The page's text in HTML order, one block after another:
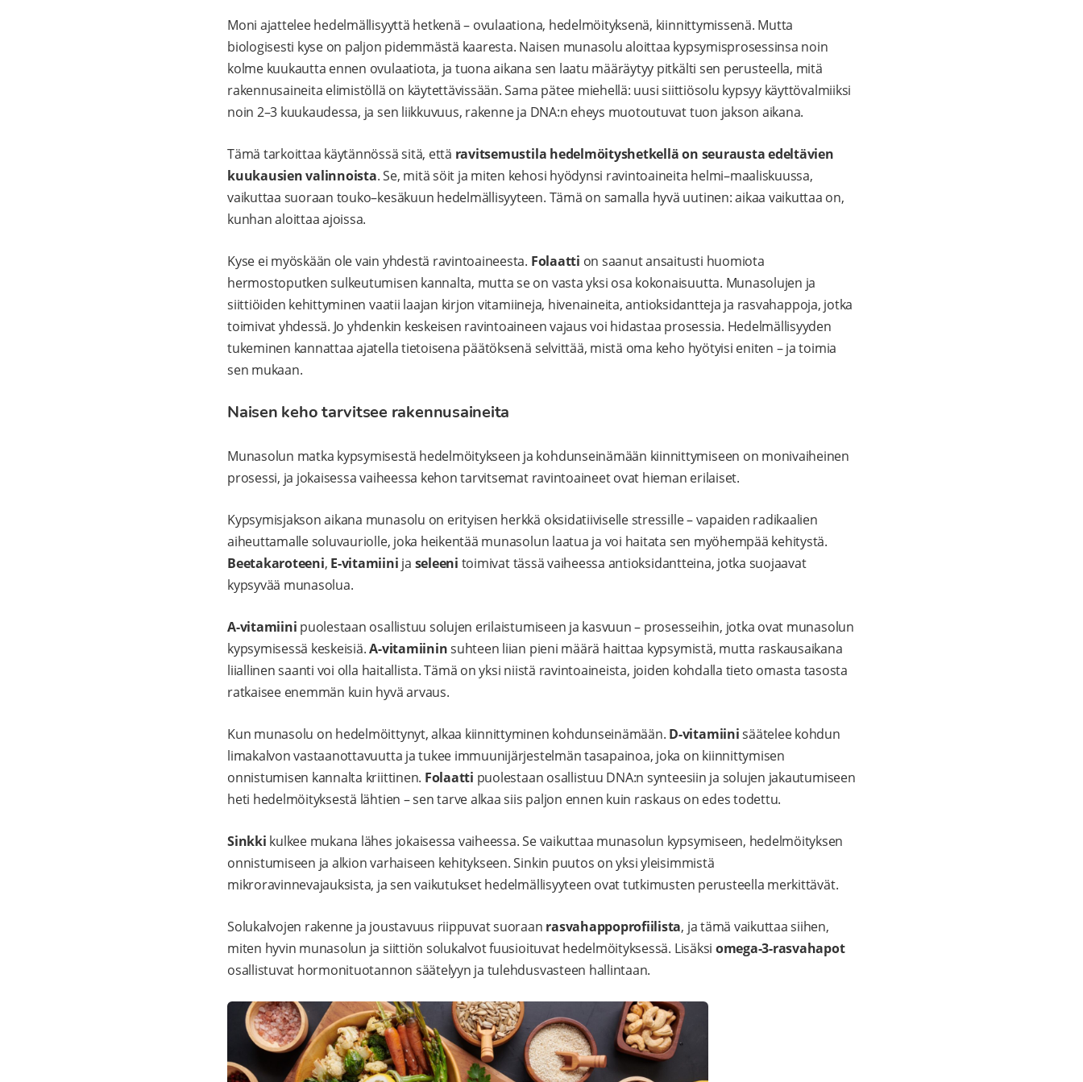
Moni ajattelee hedelmällisyyttä hetkenä – ovulaationa, hedelmöityksenä, kiinnittymissenä. Mutta
biologisesti kyse on paljon pidemmästä kaaresta. Naisen munasolu aloittaa kypsymisprosessinsa noin
kolme kuukautta ennen ovulaatiota, ja tuona aikana sen laatu määräytyy pitkälti sen perusteella, mitä
rakennusaineita elimistöllä on käytettävissään. Sama pätee miehellä: uusi siittiösolu kypsyy käyttövalmiiksi
noin 2–3 kuukaudessa, ja sen liikkuvuus, rakenne ja DNA:n eheys muotoutuvat tuon jakson aikana.
Tämä tarkoittaa käytännössä sitä, että ravitsemustila hedelmöityshetkellä on seurausta edeltävien
kuukausien valinnoista. Se, mitä söit ja miten kehosi hyödynsi ravintoaineita helmi–maaliskuussa,
vaikuttaa suoraan touko–kesäkuun hedelmällisyyteen. Tämä on samalla hyvä uutinen: aikaa vaikuttaa on,
kunhan aloittaa ajoissa.
Kyse ei myöskään ole vain yhdestä ravintoaineesta. Folaatti on saanut ansaitusti huomiota
hermostoputken sulkeutumisen kannalta, mutta se on vasta yksi osa kokonaisuutta. Munasolujen ja
siittiöiden kehittyminen vaatii laajan kirjon vitamiineja, hivenaineita, antioksidantteja ja rasvahappoja, jotka
toimivat yhdessä. Jo yhdenkin keskeisen ravintoaineen vajaus voi hidastaa prosessia. Hedelmällisyyden
tukeminen kannattaa ajatella tietoisena päätöksenä selvittää, mistä oma keho hyötyisi eniten – ja toimia
sen mukaan.
Naisen keho tarvitsee rakennusaineita
Munasolun matka kypsymisestä hedelmöitykseen ja kohdunseinämään kiinnittymiseen on monivaiheinen
prosessi, ja jokaisessa vaiheessa kehon tarvitsemat ravintoaineet ovat hieman erilaiset.
Kypsymisjakson aikana munasolu on erityisen herkkä oksidatiiviselle stressille – vapaiden radikaalien
aiheuttamalle soluvauriolle, joka heikentää munasolun laatua ja voi haitata sen myöhempää kehitystä.
Beetakaroteeni, E-vitamiini ja seleeni toimivat tässä vaiheessa antioksidantteina, jotka suojaavat
kypsyvää munasolua.
A-vitamiini puolestaan osallistuu solujen erilaistumiseen ja kasvuun – prosesseihin, jotka ovat munasolun
kypsymisessä keskeisiä.A-vitamiininsuhteen liian pieni määrä haittaa kypsymistä, mutta raskausaikana
liiallinen saanti voi olla haitallista. Tämä on yksi niistä ravintoaineista, joiden kohdalla tieto omasta tasosta
ratkaisee enemmän kuin hyvä arvaus.
Kun munasolu on hedelmöittynyt, alkaa kiinnittyminen kohdunseinämään. D-vitamiinisäätelee kohdun
limakalvon vastaanottavuutta ja tukee immuunijärjestelmän tasapainoa, joka on kiinnittymisen
onnistumisen kannalta kriittinen. Folaatti puolestaan osallistuu DNA:n synteesiin ja solujen jakautumiseen
heti hedelmöityksestä lähtien – sen tarve alkaa siis paljon ennen kuin raskaus on edes todettu.
Sinkki kulkee mukana lähes jokaisessa vaiheessa. Se vaikuttaa munasolun kypsymiseen, hedelmöityksen
onnistumiseen ja alkion varhaiseen kehitykseen. Sinkin puutos on yksi yleisimmistä
mikroravinnevajauksista, ja sen vaikutukset hedelmällisyyteen ovat tutkimusten perusteella merkittävät.
Solukalvojen rakenne ja joustavuus riippuvat suoraan rasvahappoprofiilista, ja tämä vaikuttaa siihen,
miten hyvin munasolun ja siittiön solukalvot fuusioituvat hedelmöityksessä. Lisäksi omega-3-rasvahapot
osallistuvat hormonituotannon säätelyyn ja tulehdusvasteen hallintaan.